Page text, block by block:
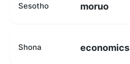
Sesotho moruo
Shona economics